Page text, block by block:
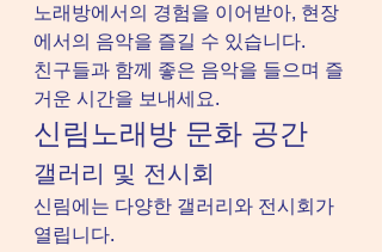
노래방에서의 경험을 이어받아, 현장
에서의 음악을 즐길 수 있습니다.
친구들과 함께 좋은 음악을 들으며 즐
거운 시간을 보내세요.
신림노래방 문화 공간
갤러리 및 전시회
신림에는 다양한 갤러리와 전시회가
열립니다.